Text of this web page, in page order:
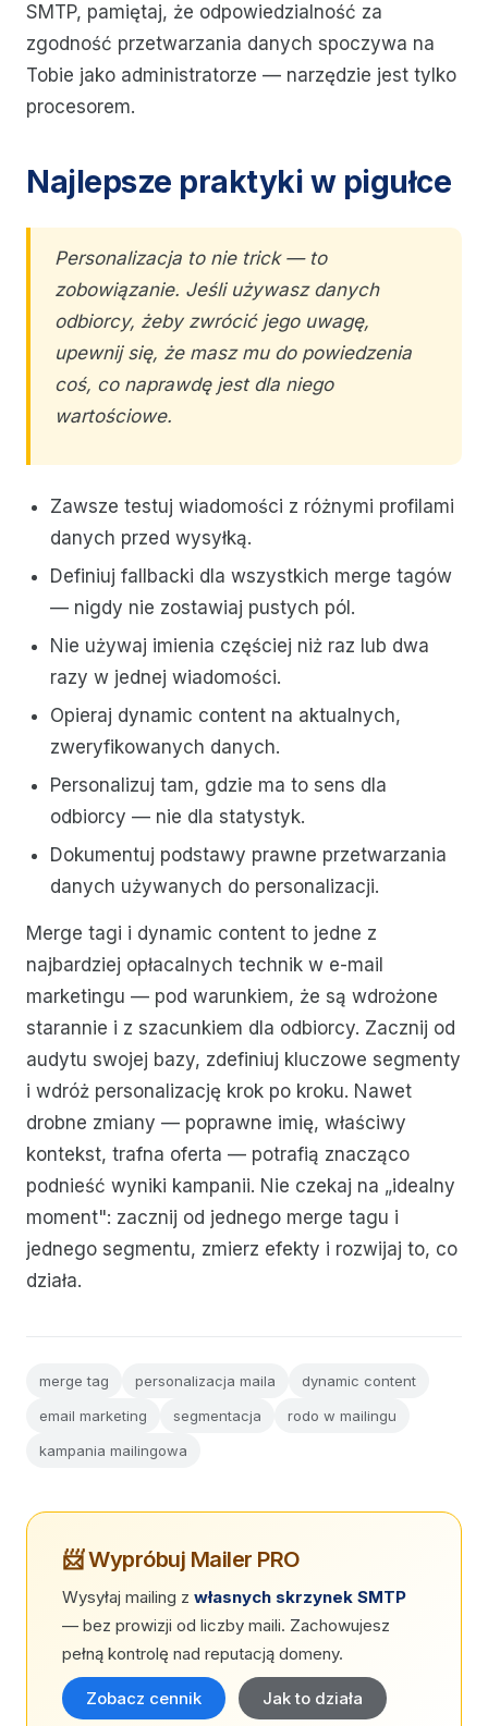
SMTP, pamiętaj, że odpowiedzialność za
zgodność przetwarzania danych spoczywa na
Tobie jako administratorze — narzędzie jest tylko
procesorem.
Najlepsze praktyki w pigułce
Personalizacja to nie trick — to
zobowiązanie. Jeśli używasz danych
odbiorcy, żeby zwrócić jego uwagę,
upewnij się, że masz mu do powiedzenia
coś, co naprawdę jest dla niego
wartościowe.
Zawsze testuj wiadomości z różnymi profilami
danych przed wysyłką.
Definiuj fallbacki dla wszystkich merge tagów
— nigdy nie zostawiaj pustych pól.
Nie używaj imienia częściej niż raz lub dwa
razy w jednej wiadomości.
Opieraj dynamic content na aktualnych,
zweryfikowanych danych.
Personalizuj tam, gdzie ma to sens dla
odbiorcy — nie dla statystyk.
Dokumentuj podstawy prawne przetwarzania
danych używanych do personalizacji.
Merge tagi i dynamic content to jedne z
najbardziej opłacalnych technik w e-mail
marketingu — pod warunkiem, że są wdrożone
starannie i z szacunkiem dla odbiorcy. Zacznij od
audytu swojej bazy, zdefiniuj kluczowe segmenty
i wdróż personalizację krok po kroku. Nawet
drobne zmiany — poprawne imię, właściwy
kontekst, trafna oferta — potrafią znacząco
podnieść wyniki kampanii. Nie czekaj na „idealny
moment": zacznij od jednego merge tagu i
jednego segmentu, zmierz efekty i rozwijaj to, co
działa.
merge tag personalizacja maila
dynamic content
email marketing
segmentacja
rodo w mailingu
kampania mailingowa
📨 Wypróbuj Mailer PRO
Wysyłaj mailing z własnych skrzynek SMTP
— bez prowizji od liczby maili. Zachowujesz
pełną kontrolę nad reputacją domeny.
Zobacz cennik Jak to działa